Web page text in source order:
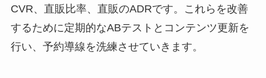
CVR、直販比率、直販のADRです。これらを改善
するために定期的なABテストとコンテンツ更新を
行い、予約導線を洗練させていきます。